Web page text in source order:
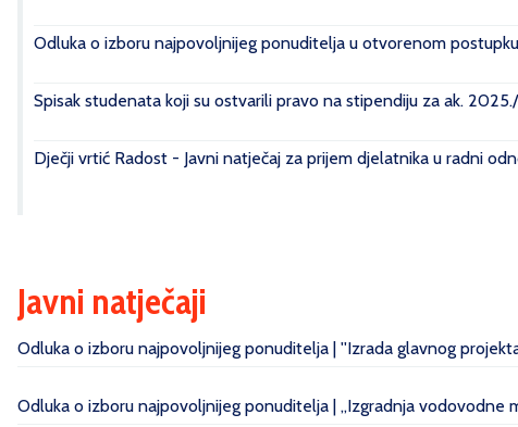
Odluka o izboru najpovoljnijeg ponuditelja u otvorenom
Spisak studenata koji su ostvarili pravo na stipendiju za ak.
Dječji vrtić Radost - Javni natječaj za prijem djelatnika u radni
Javni natječaji
Odluka o izboru najpovoljnijeg ponuditelja | ''Izrada glavnog
Odluka o izboru najpovoljnijeg ponuditelja | „Izgradnja vodovodne